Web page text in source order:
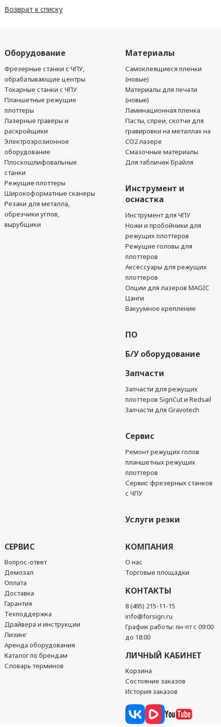
Возврат к списку
Оборудование
Фрезерные станки с ЧПУ,
обрабатывающие центры
Токарные станки с ЧПУ
Планшетные режущие
плоттеры
Лазерные гравёры и
раскройщики
Электроэрозионное
оборудование
Плоскошлифовальные
станки
Режущие плоттеры
Широкоформатные сканеры
Резаки для металла,
обрезчики углов,
вырубщики
Материалы
Самоклеящиеся пленки
(новые)
Материалы для печати
(новые)
Ламинационная пленка
Пасты, спреи, скотчи для
гравировки на металлах на
CO2 лазере
Смазочные материалы
Для табличек Брайля
Инструмент и
оснастка
Инструмент для ЧПУ
Ножи и пробойники для
режущих плоттеров
Режущие головы для
плоттеров
Аксессуары для режущих
плоттеров
Опции для лазеров MAGIC
Цанги
Вакуумное крепление
ПО
Б/У оборудование
Запчасти
Запчасти для режущих
плоттеров SignCut и Redsail
Запчасти для Gravotech
Сервис
Ремонт режущих голов
планшетных режущих
плоттеров
Сервис фрезерных станков
с ЧПУ
Услуги резки
СЕРВИС
Вопрос-ответ
Демозал
Оплата
Доставка
Гарантия
Техподдержка
Драйвера и инструкции
Лизинг
Аренда оборудования
Каталог по брендам
Словарь терминов
КОМПАНИЯ
О нас
Торговые площадки
КОНТАКТЫ
8 (495) 215-11-15
info@forsign.ru
График работы: пн-пт с 09:00
до 18:00
ЛИЧНЫЙ КАБИНЕТ
Корзина
Состояние заказов
История заказов